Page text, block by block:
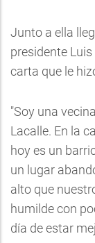
Junto a ella
presidente
carta que le
"Soy una
Lacalle. En la
hoy es un
un lugar
alto que
humilde con
día de estar